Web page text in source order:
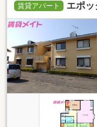
賃貸アパート エポッ